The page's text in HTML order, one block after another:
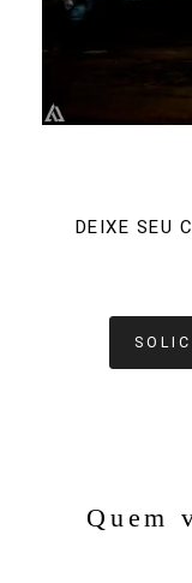
DEIXE SEU
Quem